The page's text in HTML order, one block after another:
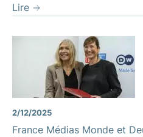
Lire
2/12/2025
France Médias Monde et